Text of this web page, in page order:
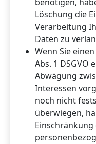
Löschung die
Verarbeitung
Daten zu
Wenn Sie
Abs. 1 DSGVO
Abwägung
Interessen
noch nicht
überwiegen,